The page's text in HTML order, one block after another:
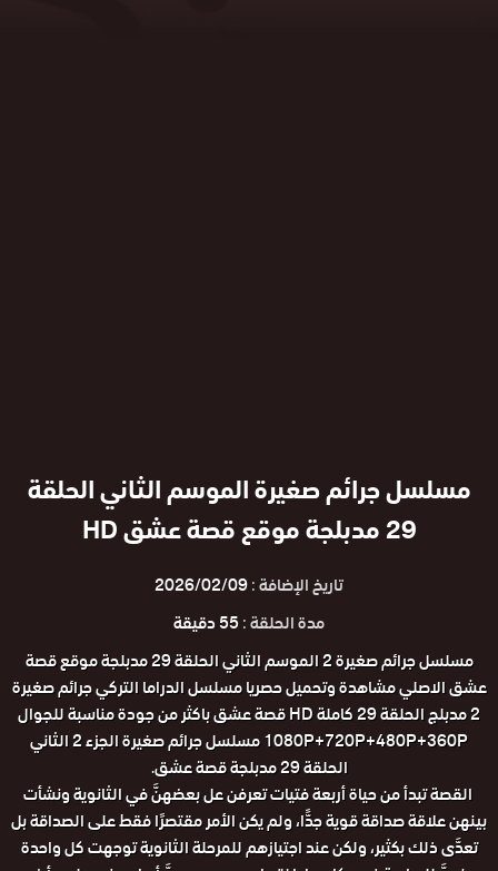
مسلسل جرائم صغيرة الموسم الثاني الحلقة
29 مدبلجة موقع قصة عشق HD
تاريخ الإضافة :2026/02/09
مدة الحلقة :55 دقيقة
مسلسل جرائم صغيرة 2 الموسم الثاني الحلقة 29 مدبلجة موقع قصة
عشق الاصلي مشاهدة وتحميل حصريا مسلسل الدراما التركي جرائم صغيرة
2 مدبلج الحلقة 29 كاملة HD قصة عشق باكثر من جودة مناسبة للجوال
1080P+720P+480P+360P مسلسل جرائم صغيرة الجزء 2 الثاني
الحلقة 29 مدبلجة قصة عشق.
القصة تبدأ من حياة أربعة فتيات تعرفن عل بعضهنَّ في الثانوية ونشأت
بينهن علاقة صداقة قوية جدًّا، ولم يكن الأمر مقتصرًا فقط على الصداقة بل
تعدَّى ذلك بكثير، ولكن عند اجتيازهم للمرحلة الثانوية توجهت كل واحدة